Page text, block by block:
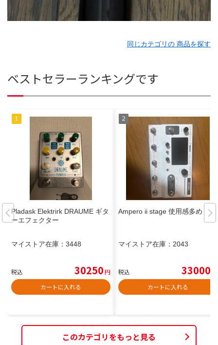
同じカテゴリの 商品を探す
ベストセラーランキングです
Pladask Elektrirk DRAUME ギタ
ーエフェクター
マイストア在庫： 3448
税込 30250円
カートに入れる
Ampero ii stage 使用感多め
マイストア在庫： 2043
税込 33000
カートに入れる
このカテゴリをもっと見る